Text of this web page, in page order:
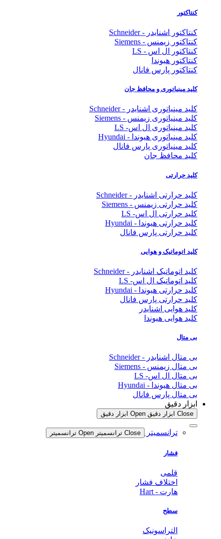
کنتاکتور
کنتاکتور اشنایدر - Schneider
کنتاکتور زیمنس - Siemens
کنتاکتور ال اس - LS
کنتاکتور هیوندا
کنتاکتور پارس فانال
کلید مینیاتوری و محافظ جان
کلید مینیاتوری اشنایدر - Schneider
کلید مینیاتوری زیمنس - Siemens
کلید مینیاتوری ال اس- LS
کلید مینیاتوری هیوندا - Hyundai
کلید مینیاتوری پارس فانال
کلید محافظ جان
کلید حرارتی
کلید حرارتی اشنایدر - Schneider
کلید حرارتی زیمنس - Siemens
کلید حرارتی ال اس- LS
کلید حرارتی هیوندا - Hyundai
کلید حرارتی پارس فانال
کلید اتوماتیک و هوایی
کلید اتوماتیک اشنایدر - Schneider
کلید اتوماتیک ال اس- LS
کلید حرارتی هیوندا - Hyundai
کلید حرارتی پارس فانال
کلید هوایی اشنایدر
کلید هوایی هیوندا
بی متال
بی متال اشنایدر - Schneider
بی متال زیمنس - Siemens
بی متال ال اس- LS
بی متال هیوندا - Hyundai
بی متال پارس فانال
ابزار دقیق
Close ابزار دقیق Open ابزار دقیق
ترانسمیتر Close ترانسمیتر Open ترانسمیتر
فشار
قلمی
اختلاف فشار
هارت - Hart
سطح
التراسونیک